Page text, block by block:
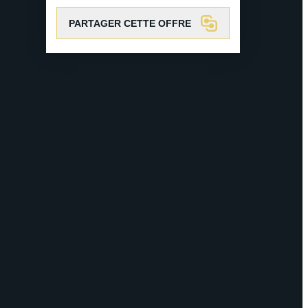
PARTAGER CETTE OFFRE